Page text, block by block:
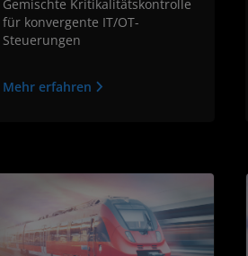
Gemischte Kritikalitätskontrolle
für konvergente IT/OT-
Steuerungen
Mehr erfahren